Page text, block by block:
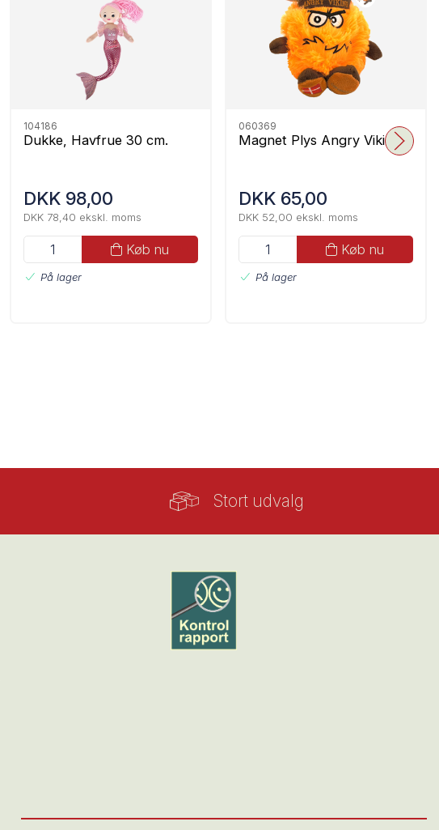
104186
Dukke, Havfrue 30 cm.
DKK 98,00
DKK 78,40 ekskl. moms
Køb nu
På lager
060369
Magnet Plys Angry Viking
DKK 65,00
DKK 52,00 ekskl. moms
Køb nu
På lager
Stort udvalg